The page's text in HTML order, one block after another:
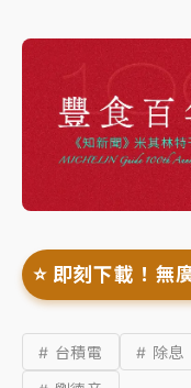
⭐️ 即刻下載！無
# 台積電 # 除息